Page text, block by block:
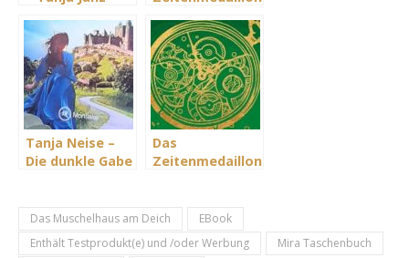
von Tanja Neise
Tanja Neise –
Die dunkle Gabe
Das
Zeitenmedaillon
Das Muschelhaus am Deich
EBook
Enthält Testprodukt(e) und /oder Werbung
Mira Taschenbuch